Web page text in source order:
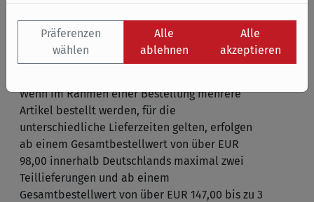
werden dann entsprechend nachberechnet)
Lieferfrist: 1 bis 3 Werktagen.
Wenn im Rahmen einer Bestellung mehrere
Artikel bestellt werden, für die
unterschiedliche Lieferzeiten gelten, erfolgen
ab einem Gesamtbestellwert von über EUR
98,00 innerhalb Deutschlands maximal zwei
Teillieferungen und ab einem
Gesamtbestellwert von über EUR 147,00 bis zu 3
Präferenzen
wählen
Alle
ablehnen
Alle
akzeptieren